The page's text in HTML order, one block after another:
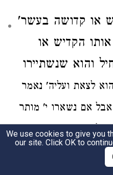
או קדושה בעשר'
אותו הקדיש או
והוא שנשתיירו
לצאת ועליה' נאמר
אבל אם נשארו י' מותר
If the chazzan
We use cookies to give you
our site. Click OK to